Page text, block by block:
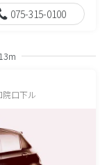
075-315-0100
口下ル